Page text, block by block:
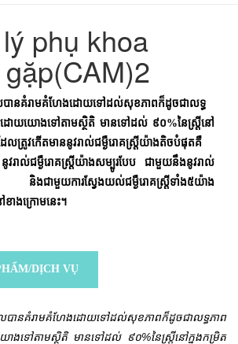
phụ khoa
លបានគំរាមគំហែងដោយទៅដល់សុខភាពក៏ដូចជាលទ្ធ
ដោយយោងទៅតាមស្ថិតិ មានទៅដល់ ៩០%នៃស្ត្រីនៅ
លត្រូវកើតមាននូវរាល់ជម្ងឺរោគស្ត្រីយ៉ាងតិចបំផុតគឺ
រាល់ជម្ងឺរោគស្ត្រីយ៉ាងសម្បូរបែប ជាមួយនឹងនូវរាល់
ា និងជាមួយការស្វែងយល់ជម្ងឺរោគស្រ្តីទាំង៥យ៉ាង
ាងក្រោមនេះ។
DỊCH VỤ
ែលបានគំរាមគំហែងដោយទៅដល់សុខភាពក៏ដូចជាលទ្ធភាព
ងទៅតាមស្ថិតិ មានទៅដល់ ៩០%នៃស្ត្រីនៅក្នុងកម្រិត